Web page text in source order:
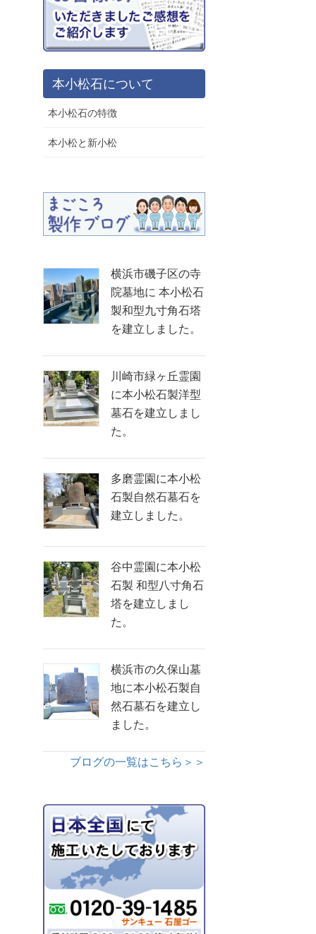
本小松石について
本小松石の特徴
本小松と新小松
横浜市磯子区の寺
院墓地に 本小松石
製和型九寸角石塔
を建立しました。
川崎市緑ヶ丘霊園
に本小松石製洋型
墓石を建立しまし
た。
多磨霊園に本小松
石製自然石墓石を
建立しました。
谷中霊園に本小松
石製 和型八寸角石
塔を建立しまし
た。
横浜市の久保山墓
地に本小松石製自
然石墓石を建立し
ました。
ブログの一覧はこちら＞＞